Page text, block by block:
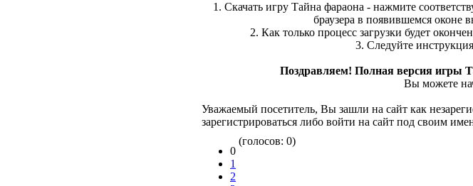
1. Скачать игру Тайна фараона - нажмите
браузера в появившемся
2. Как только процесс загрузки будет
3. Следуйте
Поздравляем! Полная версия игры
Вы можете
Уважаемый посетитель, Вы зашли на сайт как
зарегистрироваться либо войти на сайт под своим
0
1
2
(голосов: 0)